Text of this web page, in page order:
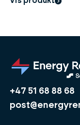
+47 51 68 88 68